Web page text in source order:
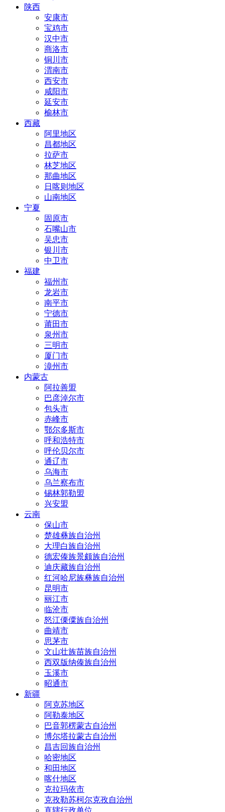
陕西
安康市
宝鸡市
汉中市
商洛市
铜川市
渭南市
西安市
咸阳市
延安市
榆林市
西藏
阿里地区
昌都地区
拉萨市
林芝地区
那曲地区
日喀则地区
山南地区
宁夏
固原市
石嘴山市
吴忠市
银川市
中卫市
福建
福州市
龙岩市
南平市
宁德市
莆田市
泉州市
三明市
厦门市
漳州市
内蒙古
阿拉善盟
巴彦淖尔市
包头市
赤峰市
鄂尔多斯市
呼和浩特市
呼伦贝尔市
通辽市
乌海市
乌兰察布市
锡林郭勒盟
兴安盟
云南
保山市
楚雄彝族自治州
大理白族自治州
德宏傣族景颇族自治州
迪庆藏族自治州
红河哈尼族彝族自治州
昆明市
丽江市
临沧市
怒江傈僳族自治州
曲靖市
思茅市
文山壮族苗族自治州
西双版纳傣族自治州
玉溪市
昭通市
新疆
阿克苏地区
阿勒泰地区
巴音郭楞蒙古自治州
博尔塔拉蒙古自治州
昌吉回族自治州
哈密地区
和田地区
喀什地区
克拉玛依市
克孜勒苏柯尔克孜自治州
直辖行政单位